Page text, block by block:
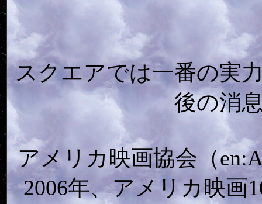
スクエアでは一番の実
後の消
アメリカ映画協会（
2006年、アメリカ映画